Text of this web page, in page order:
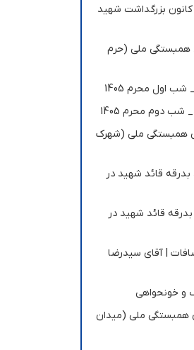
بزرگداشت شهید
همبستگی ملی (حرم
همبستگی ملی (شهرک
قائد شهید در
قائد شهید در
| آقای سیدرضا
و خونحواهی
همبستگی ملی (میدان